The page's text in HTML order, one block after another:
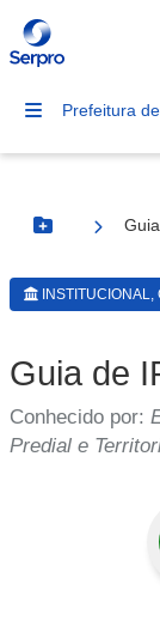
Prefeitura
Botão Menu
INSTITUCIONAL,
Guia de
Conhecido por:
Predial e